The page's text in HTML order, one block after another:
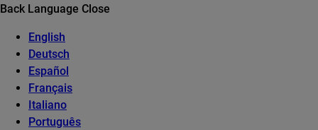
Back Language Close
English
Deutsch
Español
Français
Italiano
Português